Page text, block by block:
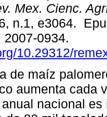
Mex. Cienc.
n.1, e3064.
2007-0934.
10.29312/
de maíz
aumenta cada
nacional